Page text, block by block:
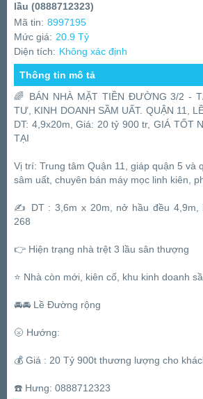
lầu (0888712323)
Mã tin: 8997195
Mức giá: 20.9 Tỷ
Diện tích: Không xác định
Thông tin mô tả
🌈 BÁN NHÀ MẶT TIỀN ĐƯỜNG 3/2 -
TƯ, KINH DOANH SẦM UẤT. QUẬN 11,
DT: 4,9x20m, Giá: 20 tỷ 900 tr, GIÁ TỐT
TẠI
Vị trí: Trung tâm Quận 11, giáp quận 5 và
sâm uất, chuyên bán máy mọc linh kiên,
✍️ DT : 3,6m x 20m, nở hầu đều 4,9m,
268
👉 Hiện trạng nhà trệt 3 lầu sân thượng
⭐️ Nhà còn mới, kiên cố, khu kinh doanh
🚘🚘 Lề Đường rộng
🌝 Hướng:
💰 Giá : 20 Tỷ 900t thương lượng cho
☎️ Hưng: 0888712323